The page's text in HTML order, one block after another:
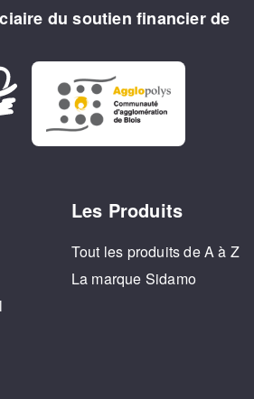
du soutien financier de
Les Produits
Tout les produits de A à Z
La marque Sidamo